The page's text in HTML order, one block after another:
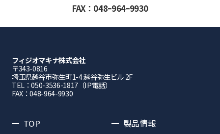
FAX：048ｰ964ｰ9930
フィジオマキナ株式会社
〒343-0816
埼⽟県越⾕市弥⽣町1-4 越⾕弥⽣ビル 2F
TEL：050-3536-1817（IP電話）
FAX：048-964-9930
TOP
製品情報